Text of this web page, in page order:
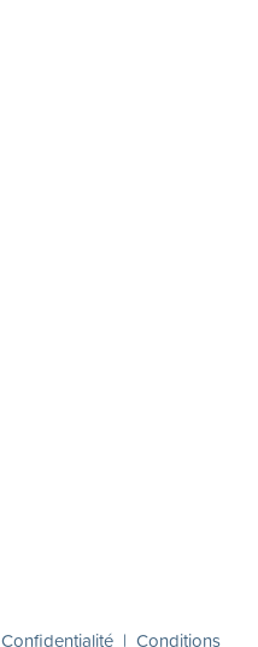
Confidentialité | Conditions